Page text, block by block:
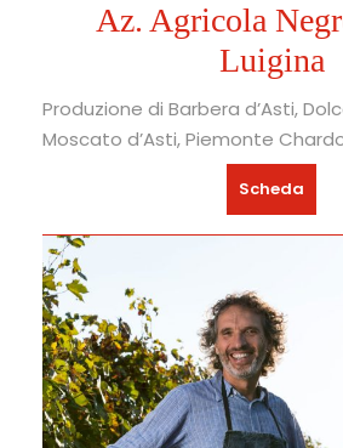
Az. Agricola
Luigina
Produzione di Barbera d’Asti,
Moscato d’Asti, Piemonte
Scheda